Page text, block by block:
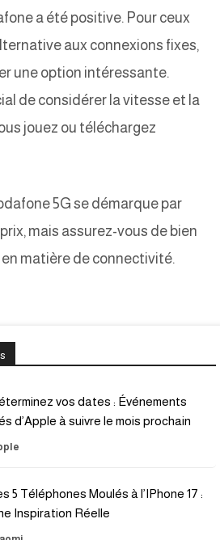
a été positive. Pour ceux
aux connexions fixes,
une option intéressante.
de considérer la vitesse et la
jouez ou téléchargez
5G se démarque par
mais assurez-vous de bien
matière de connectivité.
vos dates : Événements
d’Apple à suivre le mois prochain
5 Téléphones Moulés à l’IPhone 17 :
Inspiration Réelle